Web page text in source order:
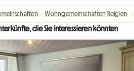
› Wohngemeinschaften Belgien ›
die Sie interessieren könnten